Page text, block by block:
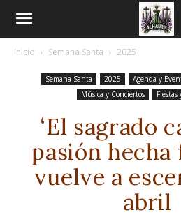
Inicio Semana Santa 2025
Semana Santa 2025 Agenda y
Música y Conciertos
Fiestas
‘El sagrado
pasión hecha
vuelve a
abril